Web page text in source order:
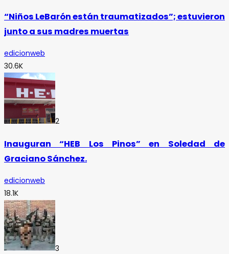
“Niños LeBarón están traumatizados”; estuvieron
junto a sus madres muertas
edicionweb
30.6K
2
Inauguran “HEB Los Pinos” en Soledad de
Graciano Sánchez.
edicionweb
18.1K
3